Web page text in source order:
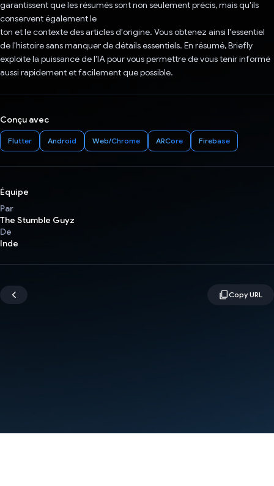
garantissent que les résumés sont non seulement précis, mais qu'ils
conservent également le
ton et le contexte des articles d'origine. Vous obtenez ainsi l'essentiel
de l'histoire sans manquer de détails essentiels. En résumé, Briefly
exploite la puissance de l'IA pour vous permettre de vous tenir informé
aussi rapidement et facilement que possible.
Conçu avec
Flutter Android Web/Chrome ARCore Firebase
Équipe
Par
The Stumble Guyz
De
Inde